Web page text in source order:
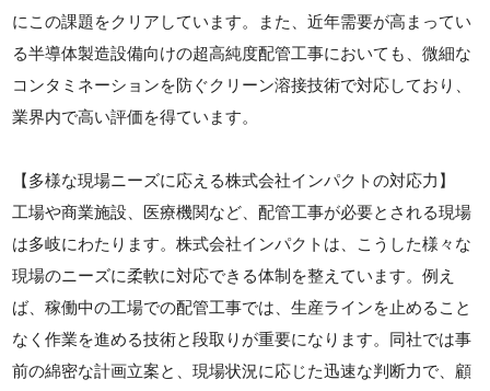
にこの課題をクリアしています。また、近年需要が高まってい
る半導体製造設備向けの超高純度配管工事においても、微細な
コンタミネーションを防ぐクリーン溶接技術で対応しており、
業界内で高い評価を得ています。
【多様な現場ニーズに応える株式会社インパクトの対応力】
工場や商業施設、医療機関など、配管工事が必要とされる現場
は多岐にわたります。株式会社インパクトは、こうした様々な
現場のニーズに柔軟に対応できる体制を整えています。例え
ば、稼働中の工場での配管工事では、生産ラインを止めること
なく作業を進める技術と段取りが重要になります。同社では事
前の綿密な計画立案と、現場状況に応じた迅速な判断力で、顧